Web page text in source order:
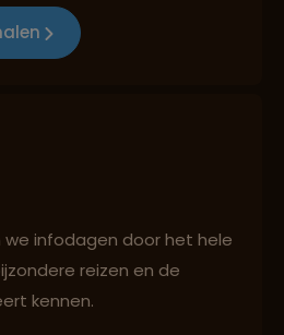
we infodagen door het hele
reizen en de
kennen.